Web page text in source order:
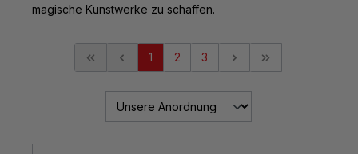
magische Kunstwerke zu schaffen.
1 2 3